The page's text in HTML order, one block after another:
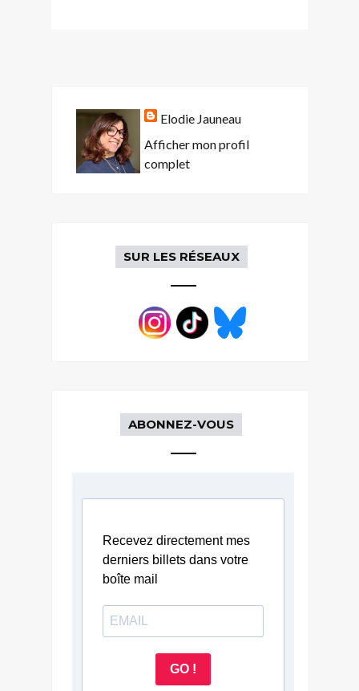
Elodie Jauneau
Afficher mon profil
complet
SUR LES RÉSEAUX
ABONNEZ-VOUS
Recevez directement mes
derniers billets dans votre
boîte mail
GO !